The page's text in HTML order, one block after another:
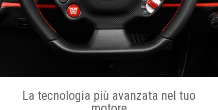
La tecnologia più avanzata nel tuo